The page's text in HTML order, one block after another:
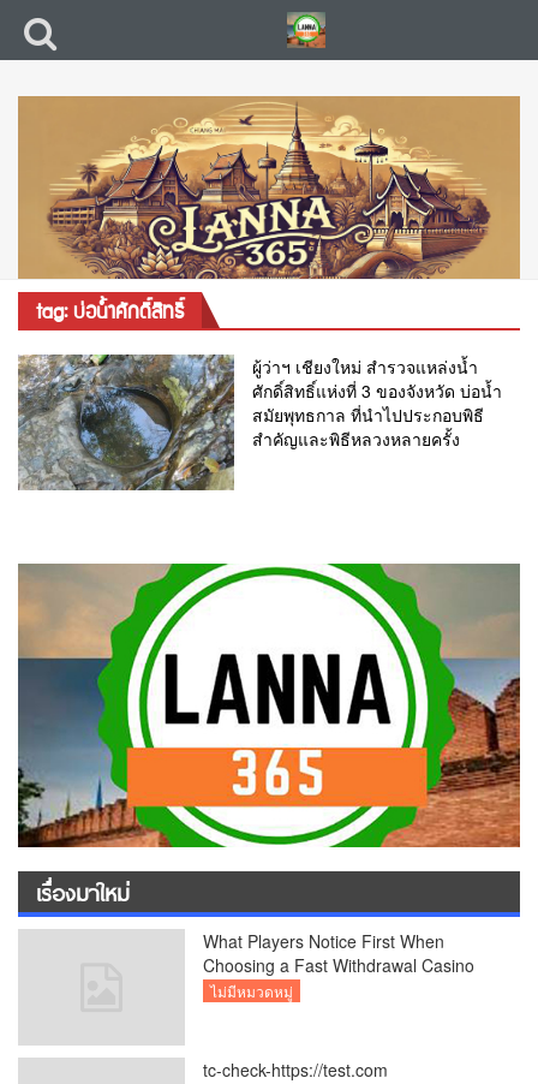
tag: บ่อน้ำศักดิ์สิทธิ์
ผู้ว่าฯ เชียงใหม่ สำรวจแหล่งน้ำ
ศักดิ์สิทธิ์แห่งที่ 3 ของจังหวัด บ่อน้ำ
สมัยพุทธกาล ที่นำไปประกอบพิธี
สำคัญและพิธีหลวงหลายครั้ง
เรื่องมาใหม่
What Players Notice First When
Choosing a Fast Withdrawal Casino
UK
ไม่มีหมวดหมู่
tc-check-https://test.com